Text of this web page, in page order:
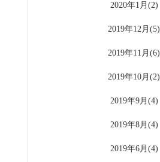
2020年1月(2)
2019年12月(5)
2019年11月(6)
2019年10月(2)
2019年9月(4)
2019年8月(4)
2019年6月(4)